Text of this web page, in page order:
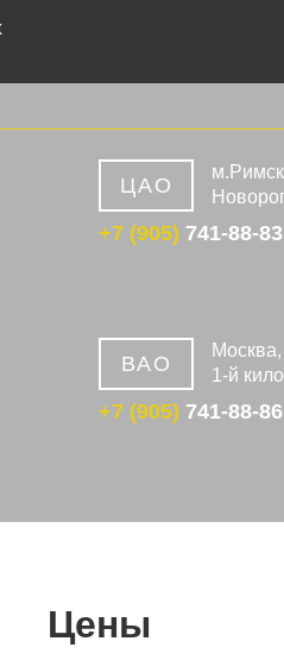
ЦАО
+7 (905) 741-88-83
ВАО
1-й
+7 (905) 741-88-86
Цены